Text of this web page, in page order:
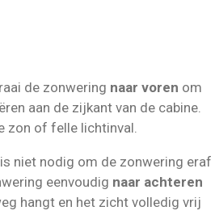
de zonwering naar voren om
aan de zijkant van de cabine.
zon of felle lichtinval.
niet nodig om de zonwering eraf
eenvoudig naar achteren
hangt en het zicht volledig vrij